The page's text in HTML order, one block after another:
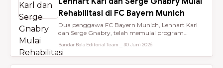
Rehabilitasi di FC Bayern Munich
Dua penggawa FC Bayern Munich, Lennart Karl
dan Serge Gnabry, telah memulai program
Bandar Bola Editorial Team ⎯ 30 Juni 2026